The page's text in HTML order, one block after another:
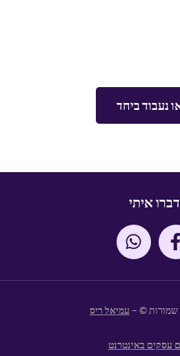
נעבוד ביחד
דברו איתי
שמורות © – עמיאל ריס
עסקים באינטרנט